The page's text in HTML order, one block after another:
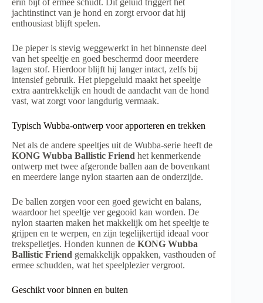
erin bijt of ermee schudt. Dit geluid triggert het
jachtinstinct van je hond en zorgt ervoor dat hij
enthousiast blijft spelen.
De pieper is stevig weggewerkt in het binnenste deel
van het speeltje en goed beschermd door meerdere
lagen stof. Hierdoor blijft hij langer intact, zelfs bij
intensief gebruik. Het piepgeluid maakt het speeltje
extra aantrekkelijk en houdt de aandacht van de hond
vast, wat zorgt voor langdurig vermaak.
Typisch Wubba-ontwerp voor apporteren en trekken
Net als de andere speeltjes uit de Wubba-serie heeft de
KONG Wubba Ballistic Friend het kenmerkende
ontwerp met twee afgeronde ballen aan de bovenkant
en meerdere lange nylon staarten aan de onderzijde.
De ballen zorgen voor een goed gewicht en balans,
waardoor het speeltje ver gegooid kan worden. De
nylon staarten maken het makkelijk om het speeltje te
grijpen en te werpen, en zijn tegelijkertijd ideaal voor
trekspelletjes. Honden kunnen de KONG Wubba
Ballistic Friend gemakkelijk oppakken, vasthouden of
ermee schudden, wat het speelplezier vergroot.
Geschikt voor binnen en buiten